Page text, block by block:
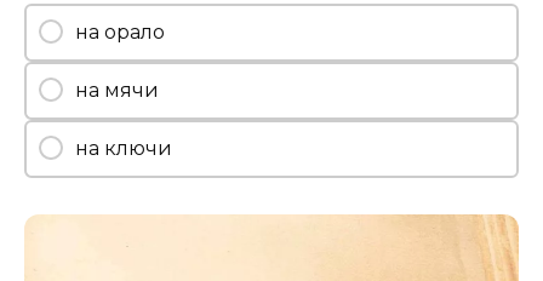
на орало
на мячи
на ключи